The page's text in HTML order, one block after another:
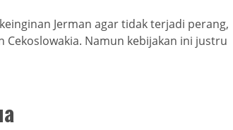
Jerman agar tidak terjadi perang,
Namun kebijakan ini justru